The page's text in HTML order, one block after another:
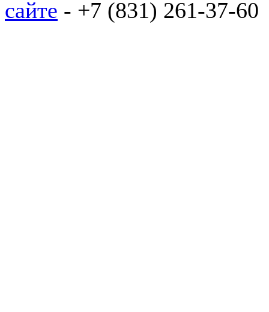
сайте - +7 (831) 261-37-60